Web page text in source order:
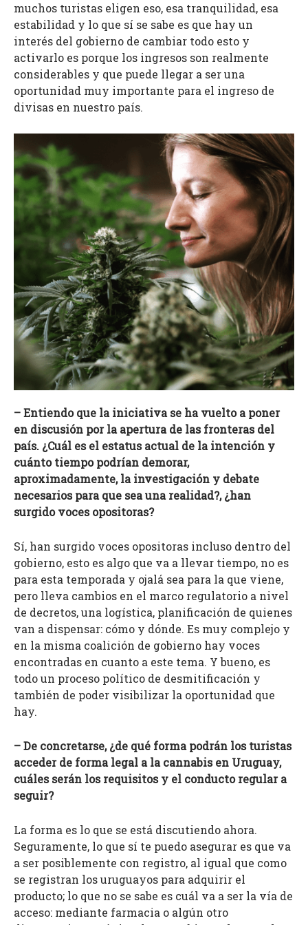
muchos turistas eligen eso, esa tranquilidad, esa
estabilidad y lo que sí se sabe es que hay un
interés del gobierno de cambiar todo esto y
activarlo es porque los ingresos son realmente
considerables y que puede llegar a ser una
oportunidad muy importante para el ingreso de
divisas en nuestro país.
– Entiendo que la iniciativa se ha vuelto a poner
en discusión por la apertura de las fronteras del
país. ¿Cuál es el estatus actual de la intención y
cuánto tiempo podrían demorar,
aproximadamente, la investigación y debate
necesarios para que sea una realidad?, ¿han
surgido voces opositoras?
Sí, han surgido voces opositoras incluso dentro del
gobierno, esto es algo que va a llevar tiempo, no es
para esta temporada y ojalá sea para la que viene,
pero lleva cambios en el marco regulatorio a nivel
de decretos, una logística, planificación de quienes
van a dispensar: cómo y dónde. Es muy complejo y
en la misma coalición de gobierno hay voces
encontradas en cuanto a este tema. Y bueno, es
todo un proceso político de desmitificación y
también de poder visibilizar la oportunidad que
hay.
– De concretarse, ¿de qué forma podrán los turistas
acceder de forma legal a la cannabis en Uruguay,
cuáles serán los requisitos y el conducto regular a
seguir?
La forma es lo que se está discutiendo ahora.
Seguramente, lo que sí te puedo asegurar es que va
a ser posiblemente con registro, al igual que como
se registran los uruguayos para adquirir el
producto; lo que no se sabe es cuál va a ser la vía de
acceso: mediante farmacia o algún otro